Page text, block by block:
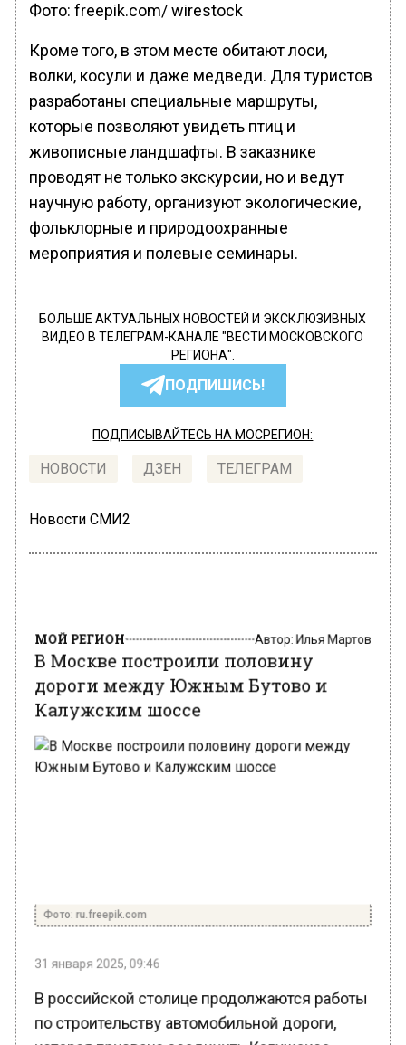
Фото: freepik.com/ wirestock
Кроме того, в этом месте обитают лоси,
волки, косули и даже медведи. Для туристов
разработаны специальные маршруты,
которые позволяют увидеть птиц и
живописные ландшафты. В заказнике
проводят не только экскурсии, но и ведут
научную работу, организуют экологические,
фольклорные и природоохранные
мероприятия и полевые семинары.
БОЛЬШЕ АКТУАЛЬНЫХ НОВОСТЕЙ И ЭКСКЛЮЗИВНЫХ
ВИДЕО В ТЕЛЕГРАМ-КАНАЛЕ "ВЕСТИ МОСКОВСКОГО
РЕГИОНА".
ПОДПИШИСЬ!
ПОДПИСЫВАЙТЕСЬ НА МОСРЕГИОН:
НОВОСТИ ДЗЕН ТЕЛЕГРАМ
Новости СМИ2
В Москве построили половину
дороги между Южным Бутово и
Калужским шоссе
по строительству автомобильной дороги,
которая призвана соединить Калужское